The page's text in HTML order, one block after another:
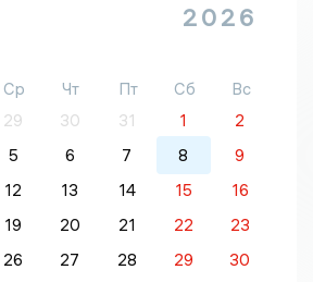
2026
Ср Чт Пт Сб
Вс
29 30 31 1
2
5 6 7 8
9
12 13 14 15
16
19 20 21 22
23
26 27 28 29
30